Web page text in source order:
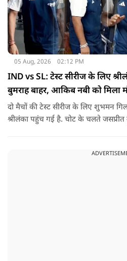
05 Aug, 2026 02:12 PM
IND vs SL: टेस्ट सीरीज के लिए
बुमराह बाहर, आकिब नबी को मिला
दो मैचों की टेस्ट सीरीज के लिए शुभमन
श्रीलंका पहुंच गई है. चोट के चलते जसप्रीत